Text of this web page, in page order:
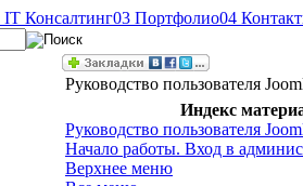
IT Консалтинг03 Портфолио04
Руководство пользователя
Индекс
Руководство пользователя
Начало работы. Вход в
Верхнее меню